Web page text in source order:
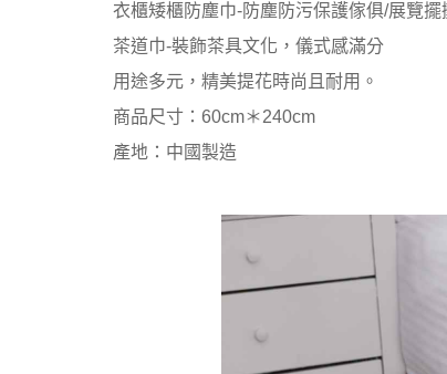
衣櫃矮櫃防塵巾-防塵防污保護傢俱/展覽
茶道巾-裝飾茶具文化，儀式感滿分
用途多元，精美提花時尚且耐用。
商品尺寸：60cm＊240cm
產地：中國製造